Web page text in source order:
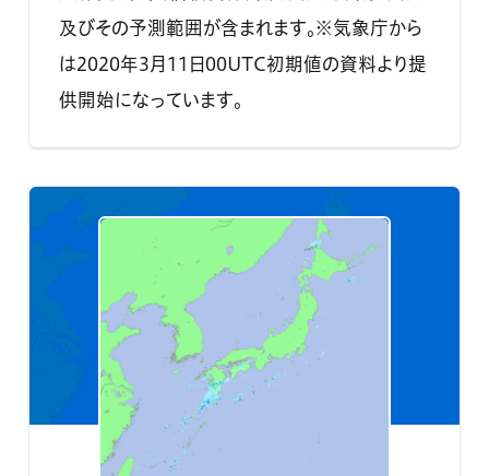
及びその予測範囲が含まれます。※気象庁から
は2020年3月11日00UTC初期値の資料より提
供開始になっています。